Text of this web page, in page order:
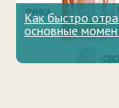
Как быстро
основные